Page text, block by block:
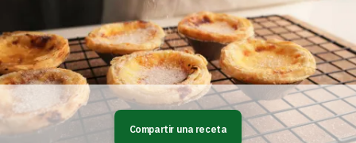
Compartir una receta